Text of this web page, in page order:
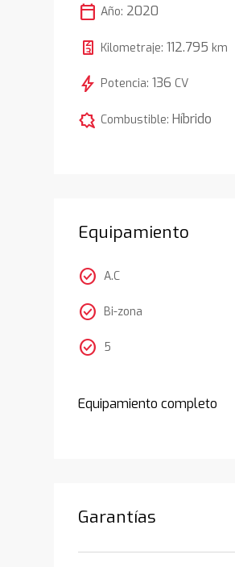
calendar_today Año: 2020
Kilometraje:112.795 km
bolt Potencia:136 CV
comic_bubble Combustible:Híbrido
Equipamiento
check_circle A.C
check_circle Bi-zona
check_circle 5
Equipamiento completo
Garantías